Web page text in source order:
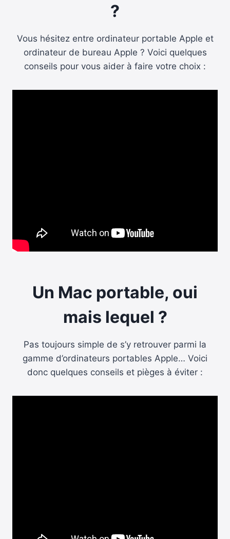
?
Vous hésitez entre ordinateur portable Apple et
ordinateur de bureau Apple ? Voici quelques
conseils pour vous aider à faire votre choix :
Un Mac portable, oui
mais lequel ?
Pas toujours simple de s’y retrouver parmi la
gamme d’ordinateurs portables Apple… Voici
donc quelques conseils et pièges à éviter :